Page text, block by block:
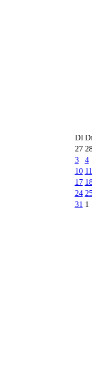
Dl
27
3
4
10 11
17
24
31 1